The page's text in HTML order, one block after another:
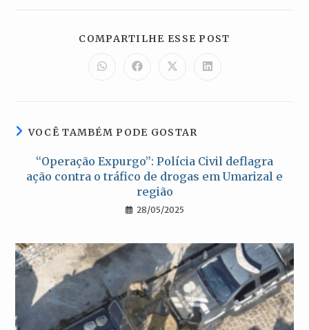
COMPARTILHE ESSE POST
Abre
em
nova
Abre
em
nova
Abre
em
nova
Abre
em
nova
VOCÊ TAMBÉM PODE GOSTAR
“Operação Expurgo”: Polícia Civil deflagra
ação contra o tráfico de drogas em Umarizal e
região
28/05/2025